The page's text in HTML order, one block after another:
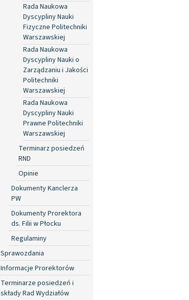
Rada Naukowa
Dyscypliny Nauki
Fizyczne Politechniki
Warszawskiej
Rada Naukowa
Dyscypliny Nauki o
Zarządzaniu i Jakości
Politechniki
Warszawskiej
Rada Naukowa
Dyscypliny Nauki
Prawne Politechniki
Warszawskiej
Terminarz posiedzeń
RND
Opinie
Dokumenty Kanclerza
PW
Dokumenty Prorektora
ds. Filii w Płocku
Regulaminy
Sprawozdania
Informacje Prorektorów
Terminarze posiedzeń i
składy Rad Wydziałów